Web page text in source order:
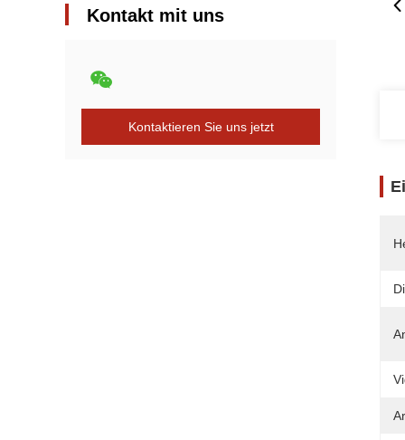
Kontakt mit uns
Kontaktieren Sie uns jetzt